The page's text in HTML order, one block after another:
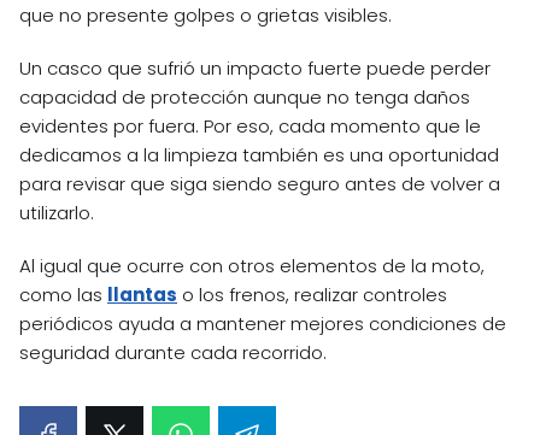
que no presente golpes o grietas visibles.
Un casco que sufrió un impacto fuerte puede perder
capacidad de protección aunque no tenga daños
evidentes por fuera. Por eso, cada momento que le
dedicamos a la limpieza también es una oportunidad
para revisar que siga siendo seguro antes de volver a
utilizarlo.
Al igual que ocurre con otros elementos de la moto,
como las llantas o los frenos, realizar controles
periódicos ayuda a mantener mejores condiciones de
seguridad durante cada recorrido.